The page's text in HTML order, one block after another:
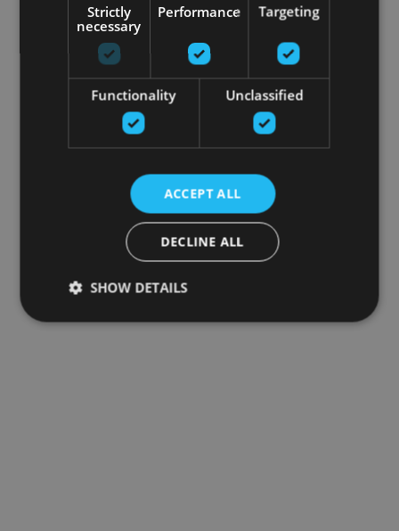
Strictly
necessary
Performance Targeting
Functionality Unclassified
ACCEPT ALL
DECLINE ALL
SHOW DETAILS